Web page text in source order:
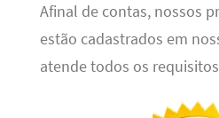
Afinal de contas, nossos
estão cadastrados em
atende todos os